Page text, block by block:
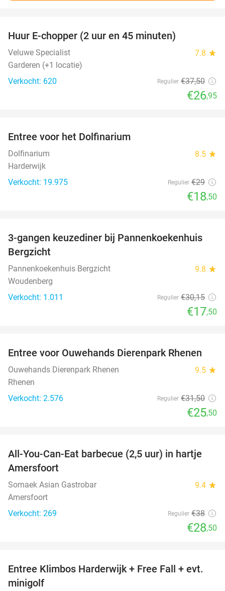
Huur E-chopper (2 uur en 45 minuten)
Veluwe Specialist 7.8 star
Garderen (+1 locatie)
Verkocht: 620
Regulier €37,50
€26,95
Entree voor het Dolfinarium
Dolfinarium 8.5 star
Harderwijk
Verkocht: 19.975
Regulier €29
€18,50
42%
3-gangen keuzediner bij Pannenkoekenhuis
Bergzicht
Pannenkoekenhuis Bergzicht 9.8 star
Woudenberg
Verkocht: 1.011
Regulier €30,15
€17,50
19%
Entree voor Ouwehands Dierenpark Rhenen
Ouwehands Dierenpark Rhenen 9.5 star
Rhenen
Verkocht: 2.576
Regulier €31,50
€25,50
25%
All-You-Can-Eat barbecue (2,5 uur) in hartje
Amersfoort
Somaek Asian Gastrobar 9.4 star
Amersfoort
Verkocht: 269
Regulier €38
€28,50
30%
Entree Klimbos Harderwijk + Free Fall + evt.
minigolf